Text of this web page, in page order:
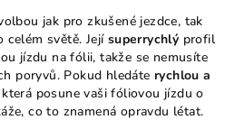
jak pro zkušené jezdce, tak
světě. Její superrychlý profil
jízdu na fólii, takže se nemusíte
poryvů. Pokud hledáte rychlou a
posune vaši fóliovou jízdu o
co to znamená opravdu létat.